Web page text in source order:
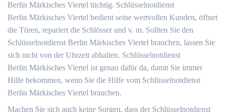
Berlin Märkisches Viertel tüchtig. Schlüsselnotdienst
Berlin Märkisches Viertel bedient seine wertvollen Kunden, öffnet
die Türen, repariert die Schlösser und v. m. Sollten Sie den
Schlüsselnotdienst Berlin Märkisches Viertel brauchen, lassen Sie
sich nicht von der Uhrzeit abhalten. Schlüsselnotdienst
Berlin Märkisches Viertel ist genau dafür da, damit Sie immer
Hilfe bekommen, wenn Sie die Hilfe vom Schlüsselnotdienst
Berlin Märkisches Viertel brauchen.
Machen Sie sich auch keine Sorgen, dass der Schlüsselnotdienst